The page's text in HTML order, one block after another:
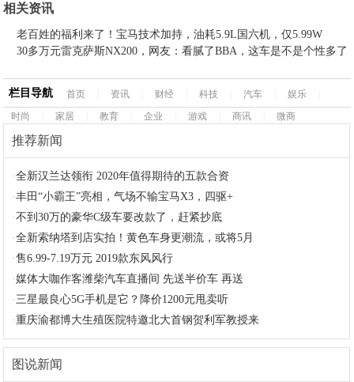
相关资讯
老百姓的福利来了！宝马技术加持，油耗5.9L国六机，仅5.99W
30多万元雷克萨斯NX200，网友：看腻了BBA，这车是不是个性多了
栏目导航 首页 资讯 财经 科技 汽车 娱乐
时尚
家居 教育 企业 游戏 商讯 微商
推荐新闻
·全新汉兰达领衔 2020年值得期待的五款合资
·丰田“小霸王”亮相，气场不输宝马X3，四驱+
·不到30万的豪华C级车要改款了，赶紧抄底
·全新索纳塔到店实拍！黄色车身更潮流，或将5月
·售6.99-7.19万元 2019款东风风行
·媒体大咖作客潍柴汽车直播间 先送半价车 再送
·三星最良心5G手机是它？降价1200元甩卖听
·重庆渝都博大生殖医院特邀北大首钢贺利军教授来
图说新闻